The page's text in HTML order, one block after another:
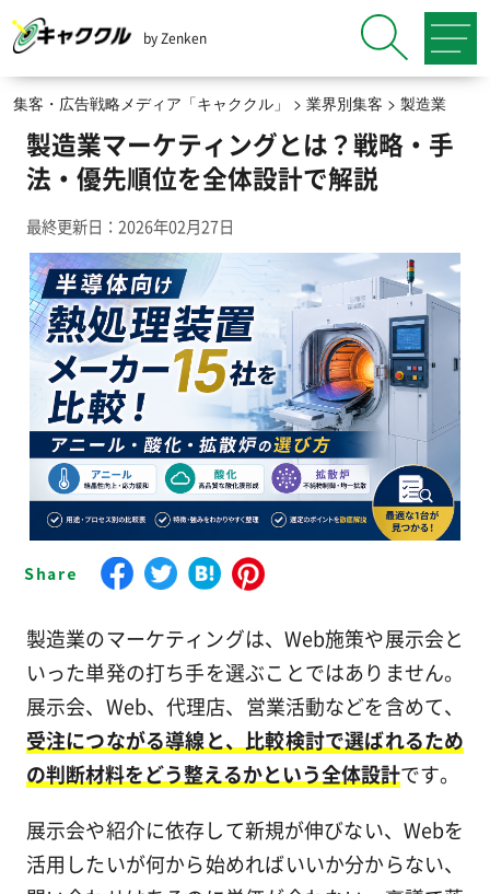
by Zenken
集客・広告戦略メディア「キャククル」 > 業界別集客 > 製造業
製造業マーケティングとは？戦略・手
法・優先順位を全体設計で解説
最終更新日：2026年02月27日
製造業のマーケティングは、Web施策や展示会と
いった単発の打ち手を選ぶことではありません。
展示会、Web、代理店、営業活動などを含めて、
受注につながる導線と、比較検討で選ばれるため
の判断材料をどう整えるかという全体設計です。
展示会や紹介に依存して新規が伸びない、Webを
活用したいが何から始めればいいか分からない、